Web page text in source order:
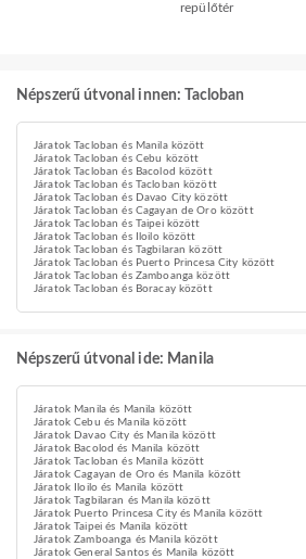
repülőtér
Népszerű útvonal innen: Tacloban
Járatok Tacloban és Manila között
Járatok Tacloban és Cebu között
Járatok Tacloban és Bacolod között
Járatok Tacloban és Tacloban között
Járatok Tacloban és Davao City között
Járatok Tacloban és Cagayan de Oro között
Járatok Tacloban és Taipei között
Járatok Tacloban és Iloilo között
Járatok Tacloban és Tagbilaran között
Járatok Tacloban és Puerto Princesa City között
Járatok Tacloban és Zamboanga között
Járatok Tacloban és Boracay között
Népszerű útvonal ide: Manila
Járatok Manila és Manila között
Járatok Cebu és Manila között
Járatok Davao City és Manila között
Járatok Bacolod és Manila között
Járatok Tacloban és Manila között
Járatok Cagayan de Oro és Manila között
Járatok Iloilo és Manila között
Járatok Tagbilaran és Manila között
Járatok Puerto Princesa City és Manila között
Járatok Taipei és Manila között
Járatok Zamboanga és Manila között
Járatok General Santos és Manila között